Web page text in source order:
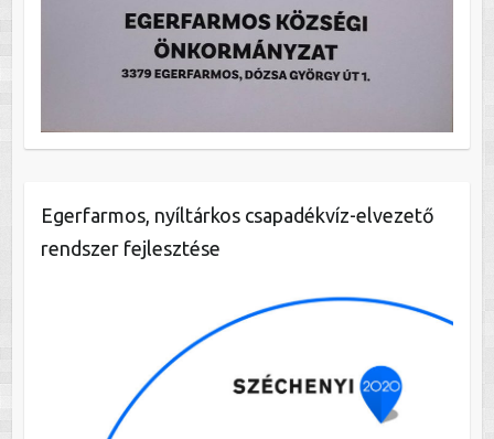
Egerfarmos, nyíltárkos csapadékvíz-elvezető
rendszer fejlesztése